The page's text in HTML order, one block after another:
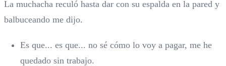
La muchacha reculó hasta dar con su espalda en la pared y
balbuceando me dijo.
Es que... es que... no sé cómo lo voy a pagar, me he
quedado sin trabajo.